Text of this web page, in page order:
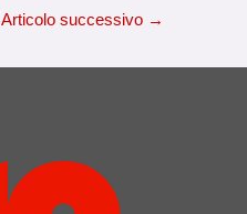
Articolo successivo →